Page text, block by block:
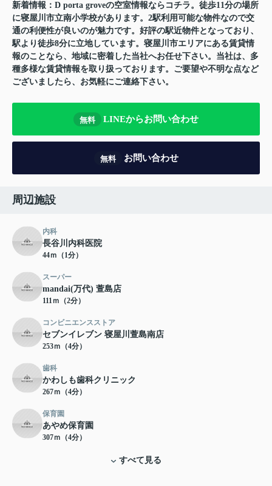
新着情報：D porta groveの空室情報ならコチラ。徒歩11分の場所
に寝屋川市立南小学校があります。2駅利用可能な物件なので交
通の利便性が良いのが魅力です。好評の駅近物件となっており、
駅より徒歩8分に立地しています。寝屋川市エリアにある賃貸情
報のことなら、地域に密着した当社へお任せ下さい。当社は、多
種多様な賃貸情報を取り扱っております。ご要望や不明な点など
ございましたら、お気軽にご連絡下さい。
無料 LINEからお問い合わせ
無料 お問い合わせ
周辺施設
内科
長谷川内科医院
44ｍ（1分）
スーパー
mandai(万代) 萱島店
111ｍ（2分）
コンビニエンスストア
セブンイレブン 寝屋川萱島南店
253ｍ（4分）
歯科
かわしも歯科クリニック
267ｍ（4分）
保育園
あやめ保育園
307ｍ（4分）
すべて見る